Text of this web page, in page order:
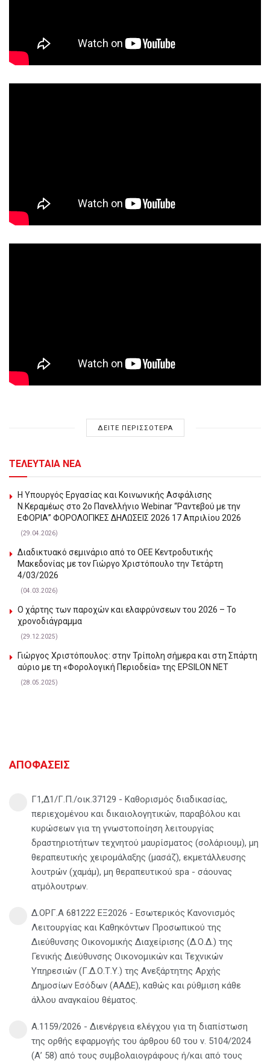
ΔΕΙΤΕ ΠΕΡΙΣΣΟΤΕΡΑ
ΤΕΛΕΥΤΑΙΑ ΝΕΑ
Η Υπουργός Εργασίας και Κοινωνικής Ασφάλισης
Ν.Κεραμέως στο 2o Πανελλήνιο Webinar “Ραντεβού με την
ΕΦΟΡΙΑ” ΦΟΡΟΛΟΓΙΚΕΣ ΔΗΛΩΣΕΙΣ 2026 17 Απριλίου 2026
(29.04.2026)
Διαδικτυακό σεμινάριο από το ΟΕΕ Κεντροδυτικής
Μακεδονίας με τον Γιώργο Χριστόπουλο την Τετάρτη
4/03/2026
(04.03.2026)
Ο χάρτης των παροχών και ελαφρύνσεων του 2026 – Το
χρονοδιάγραμμα
(29.12.2025)
Γιώργος Χριστόπουλος: στην Τρίπολη σήμερα και στη Σπάρτη
αύριο με τη «Φορολογική Περιοδεία» της EPSILON NET
(28.05.2025)
ΑΠΟΦΑΣΕΙΣ
Γ1,Δ1/Γ.Π./οικ.37129 - Καθορισμός διαδικασίας,
περιεχομένου και δικαιολογητικών, παραβόλου και
κυρώσεων για τη γνωστοποίηση λειτουργίας
δραστηριοτήτων τεχνητού μαυρίσματος (σολάριουμ), μη
θεραπευτικής χειρομάλαξης (μασάζ), εκμετάλλευσης
λουτρών (χαμάμ), μη θεραπευτικού spa - σάουνας
ατμόλουτρων.
Δ.ΟΡΓ.Α 681222 ΕΞ2026 - Εσωτερικός Κανονισμός
Λειτουργίας και Καθηκόντων Προσωπικού της
Διεύθυνσης Οικονομικής Διαχείρισης (Δ.Ο.Δ.) της
Γενικής Διεύθυνσης Οικονομικών και Τεχνικών
Υπηρεσιών (Γ.Δ.Ο.Τ.Υ.) της Ανεξάρτητης Αρχής
Δημοσίων Εσόδων (ΑΑΔΕ), καθώς και ρύθμιση κάθε
άλλου αναγκαίου θέματος.
Α.1159/2026 - Διενέργεια ελέγχου για τη διαπίστωση
της ορθής εφαρμογής του άρθρου 60 του ν. 5104/2024
(Α’ 58) από τους συμβολαιογράφους ή/και από τους